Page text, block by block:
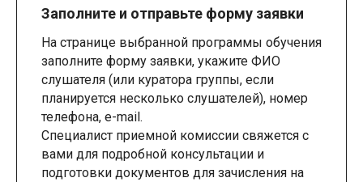
Заполните и отправьте форму заявки
На странице выбранной программы обучения
заполните форму заявки, укажите ФИО
слушателя (или куратора группы, если
планируется несколько слушателей), номер
телефона, e-mail.
Специалист приемной комиссии свяжется с
вами для подробной консультации и
подготовки документов для зачисления на